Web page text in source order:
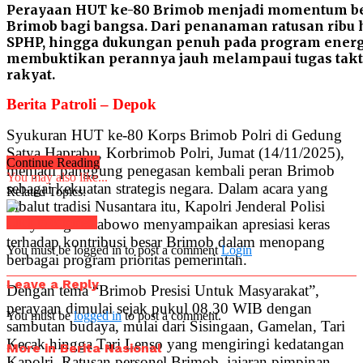
Perayaan HUT ke-80 Brimob menjadi momentum
Brimob bagi bangsa. Dari penanaman ratusan
SPHP, hingga dukungan penuh pada program
membuktikan perannya jauh melampaui tugas
rakyat.
Berita Patroli – Depok
Syukuran HUT ke-80 Korps Brimob Polri di Gedung
Satya Haprabu, Korbrimob Polri, Jumat (14/11/2025),
menjadi panggung penegasan kembali peran Brimob
sebagai kekuatan strategis negara. Dalam acara yang
dibalut tradisi Nusantara itu, Kapolri Jenderal Polisi
Listyo Sigit Prabowo menyampaikan apresiasi keras
terhadap kontribusi besar Brimob dalam menopang
berbagai program prioritas pemerintah.
Dengan tema “Brimob Presisi Untuk Masyarakat”,
perayaan dimulai sejak pukul 08.30 WIB dengan
sambutan budaya, mulai dari Sisingaan, Gamelan, Tari
Kecak hingga Tari Lenso yang mengiringi kedatangan
Continue Reading
You may also like...
Related Topics:
You must be logged in to post a commentLogin
Leave a Reply
You must belogged into post a comment.
More in Berita Nasional